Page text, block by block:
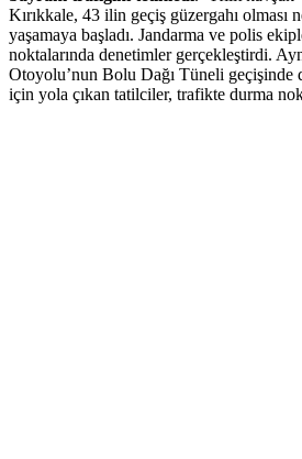
Kırıkkale, 43 ilin geçiş güzergahı olması
yaşamaya başladı. Jandarma ve polis
noktalarında denetimler gerçekleştirdi.
Otoyolu’nun Bolu Dağı Tüneli geçişinde
için yola çıkan tatilciler, trafikte durma